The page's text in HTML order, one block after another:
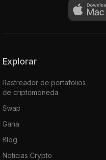
Explorar
Rastreador de portafolios
de criptomoneda
Swap
Gana
Blog
Noticias Crypto